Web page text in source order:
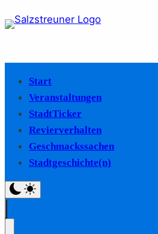
Start
Veranstaltungen
StadtTicker
Revierverhalten
Geschmackssachen
Stadtgeschichte(n)